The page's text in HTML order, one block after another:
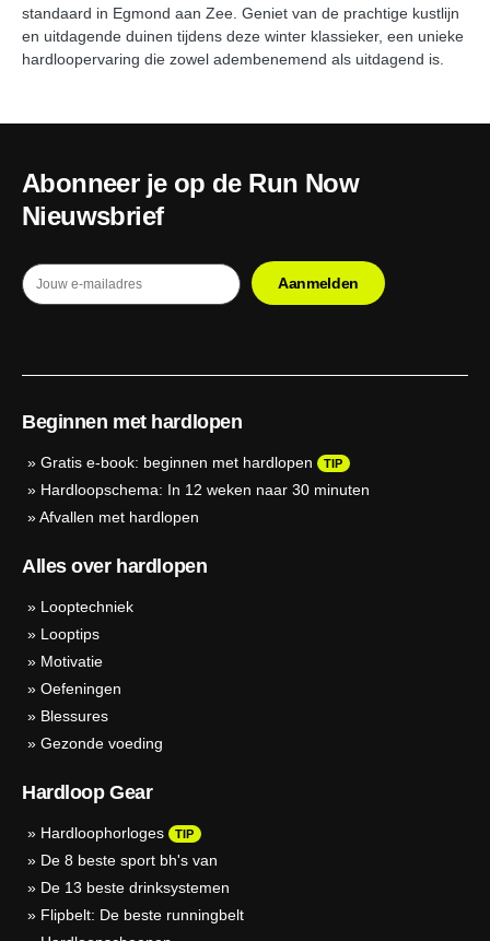
standaard in Egmond aan Zee. Geniet van de prachtige kustlijn
en uitdagende duinen tijdens deze winter klassieker, een unieke
hardloopervaring die zowel adembenemend als uitdagend is.
Abonneer je op de Run Now
Nieuwsbrief
Beginnen met hardlopen
» Gratis e-book: beginnen met hardlopen TIP
» Hardloopschema: In 12 weken naar 30 minuten
»Afvallen met hardlopen
Alles over hardlopen
» Looptechniek
» Looptips
» Motivatie
» Oefeningen
» Blessures
» Gezonde voeding
Hardloop Gear
» Hardloophorloges TIP
» De 8 beste sport bh's van
» De 13 beste drinksystemen
» Flipbelt: De beste runningbelt